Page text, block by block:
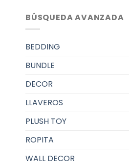
BÚSQUEDA AVANZADA
BEDDING
BUNDLE
DECOR
LLAVEROS
PLUSH TOY
ROPITA
WALL DECOR